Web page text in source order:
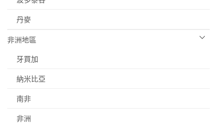
丹麥
非洲地區
牙買加
納米比亞
南非
非洲